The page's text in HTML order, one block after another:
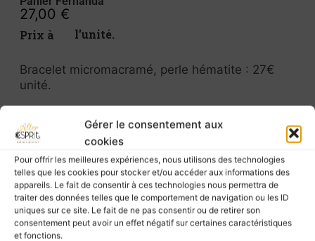
Gérer le consentement aux
cookies
Pour offrir les meilleures expériences, nous utilisons des technologies
telles que les cookies pour stocker et/ou accéder aux informations des
appareils. Le fait de consentir à ces technologies nous permettra de
traiter des données telles que le comportement de navigation ou les ID
uniques sur ce site. Le fait de ne pas consentir ou de retirer son
consentement peut avoir un effet négatif sur certaines caractéristiques
et fonctions.
27,00 €
Prix à l’unité.
Bracelet micromacramé, perle hématite : 27€
unité.
Les pierres murmurent leurs énergies à ceux
qui les écoutent, mais elles ne possèdent pas
le pouvoir de guérir.
Pour prendre soin de vous, ne négligez pas la
consultation d’un professionnel de santé.